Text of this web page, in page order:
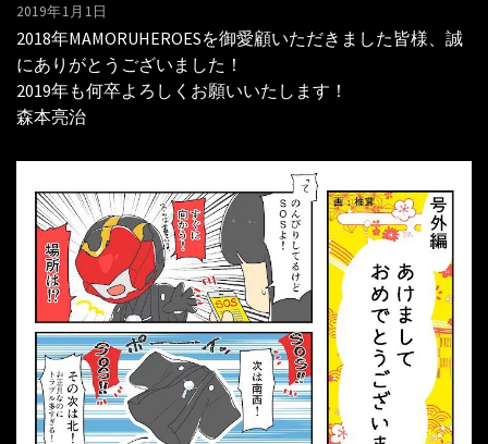
2019年1月1日
2018年MAMORUHEROESを御愛顧いただきました皆様、誠
にありがとうございました！
2019年も何卒よろしくお願いいたします！
森本亮治